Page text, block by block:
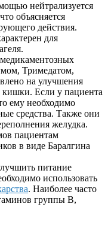
нейтрализуется
объясняется
действия.
для
Тримедатом,
на улучшения
кишки. Если у пациента
ему необходимо
средства. Также они
желудка.
пациентам
в виде Баралгина
питание
использовать
. Наиболее часто
группы В,